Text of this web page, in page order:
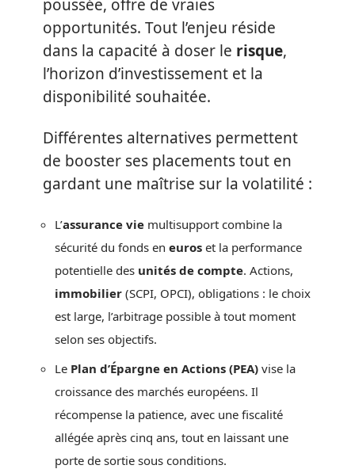
poussée, offre de vraies
opportunités. Tout l’enjeu réside
dans la capacité à doser le risque,
l’horizon d’investissement et la
disponibilité souhaitée.
Différentes alternatives permettent
de booster ses placements tout en
gardant une maîtrise sur la volatilité :
L’assurance vie multisupport combine la
sécurité du fonds en euros et la performance
potentielle des unités de compte. Actions,
immobilier (SCPI, OPCI), obligations : le choix
est large, l’arbitrage possible à tout moment
selon ses objectifs.
Le Plan d’Épargne en Actions (PEA) vise la
croissance des marchés européens. Il
récompense la patience, avec une fiscalité
allégée après cinq ans, tout en laissant une
porte de sortie sous conditions.